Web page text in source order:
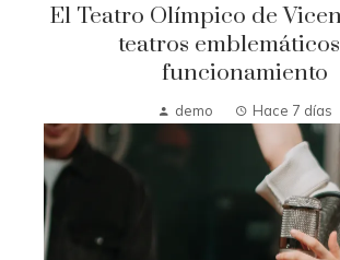
El Teatro Olímpico de
teatros
funcionamiento
demo Hace 7 días